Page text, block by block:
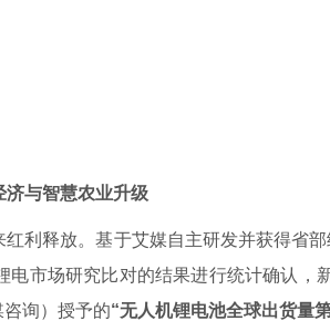
济与智慧农业升级
释放。基于艾媒自主研发并获得省部
市场研究比对的结果进行统计确认，
咨询）授予的“无人机锂电池全球出货量